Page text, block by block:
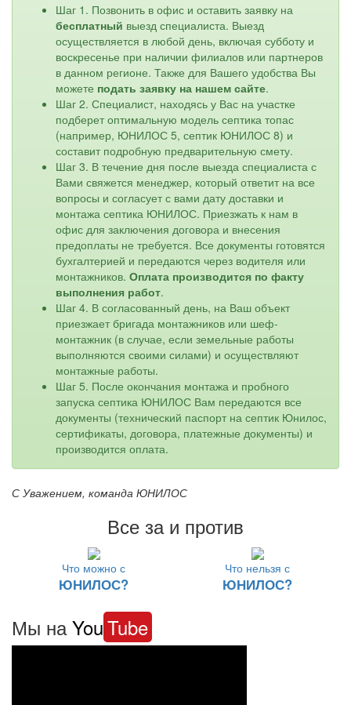
Шаг 1. Позвонить в офис и оставить заявку на
бесплатный выезд специалиста. Выезд
осуществляется в любой день, включая субботу и
воскресенье при наличии филиалов или партнеров
в данном регионе. Также для Вашего удобства Вы
можете подать заявку на нашем сайте.
Шаг 2. Специалист, находясь у Вас на участке
подберет оптимальную модель септика топас
(например, ЮНИЛОС 5, септик ЮНИЛОС 8) и
составит подробную предварительную смету.
Шаг 3. В течение дня после выезда специалиста с
Вами свяжется менеджер, который ответит на все
вопросы и согласует с вами дату доставки и
монтажа септика ЮНИЛОС. Приезжать к нам в
офис для заключения договора и внесения
предоплаты не требуется. Все документы готовятся
бухгалтерией и передаются через водителя или
монтажников. Оплата производится по факту
выполнения работ.
Шаг 4. В согласованный день, на Ваш объект
приезжает бригада монтажников или шеф-
монтажник (в случае, если земельные работы
выполняются своими силами) и осуществляют
монтажные работы.
Шаг 5. После окончания монтажа и пробного
запуска септика ЮНИЛОС Вам передаются все
документы (технический паспорт на септик Юнилос,
сертификаты, договора, платежные документы) и
производится оплата.
С Уважением, команда ЮНИЛОС
Все за и против
Что можно с
ЮНИЛОС?
Что нельзя с
ЮНИЛОС?
Мы наYouTube